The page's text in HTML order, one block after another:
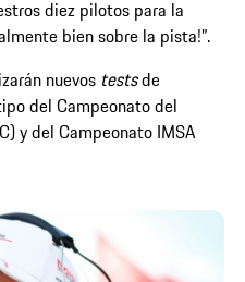
diez pilotos para la
bien sobre la pista!”.
nuevos testsde
del Campeonato del
y del Campeonato IMSA